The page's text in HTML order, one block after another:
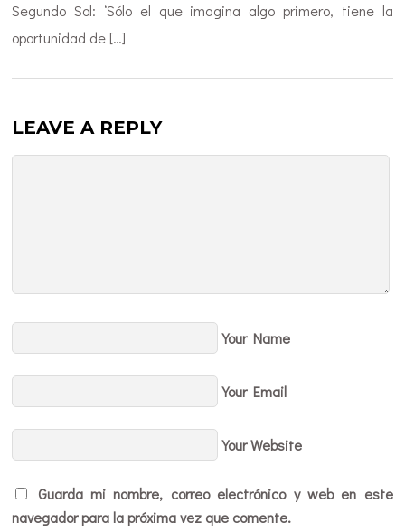
Segundo Sol: ‘Sólo el que imagina algo primero, tiene la
oportunidad de […]
LEAVE A REPLY
Your Name
Your Email
Your Website
Guarda mi nombre, correo electrónico y web en este
navegador para la próxima vez que comente.